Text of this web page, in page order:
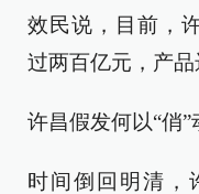
效民说，目前，
过两百亿元，产品
许昌假发何以“俏”
时间倒回明清，